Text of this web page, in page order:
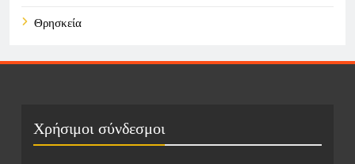
Θρησκεία
Πολιτική
Χρήσιμοι σύνδεσμοι